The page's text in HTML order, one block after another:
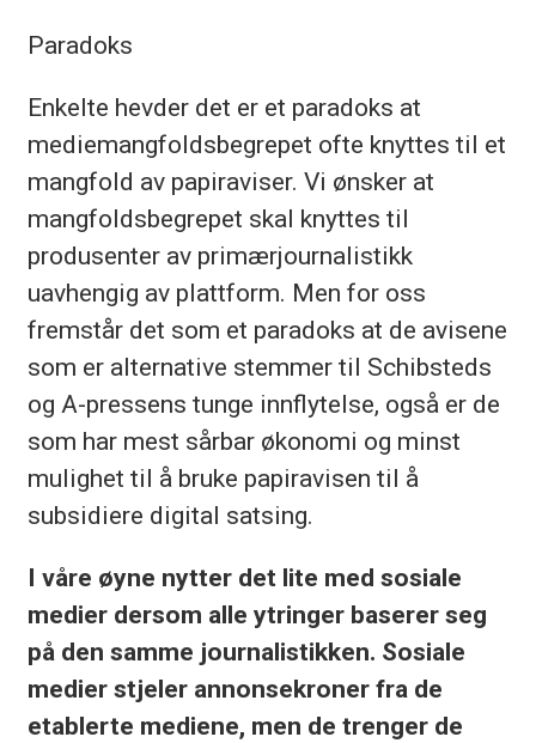
Paradoks
Enkelte hevder det er et paradoks at
mediemangfoldsbegrepet ofte knyttes til et
mangfold av papiraviser. Vi ønsker at
mangfoldsbegrepet skal knyttes til
produsenter av primærjournalistikk
uavhengig av plattform. Men for oss
fremstår det som et paradoks at de avisene
som er alternative stemmer til Schibsteds
og A-pressens tunge innflytelse, også er de
som har mest sårbar økonomi og minst
mulighet til å bruke papiravisen til å
subsidiere digital satsing.
I våre øyne nytter det lite med sosiale
medier dersom alle ytringer baserer seg
på den samme journalistikken. Sosiale
medier stjeler annonsekroner fra de
etablerte mediene, men de trenger de